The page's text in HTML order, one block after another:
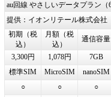
au回線 やさしいデータプラン
提供：イオンリテール株式会社
初期（税
込）
月額（税
込）
通信容量
3,300円 1,078円 7GB
標準SIM
MicroSIM nanoSIM
○
○ ○